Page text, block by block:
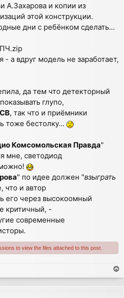
А.Захарова и копии из
этой конструкции.
дни с ребёнком сделать...
- а вдруг модель не заработает,
да тем что детекторный
глупо,
, так что и приёмники
тоже бестолку...
Комсомольская Правда"
мне, светодиод
" по идее должен "взыграть
что и автор
его через высокоомный
критичный, -
современные
to view the files attached to this post.
o
p